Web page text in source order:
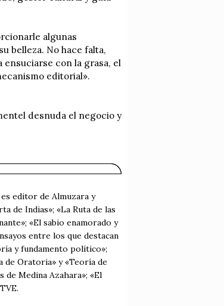
algunas
belleza. No hace falta,
con la grasa, el
editorial».
desnuda el negocio y
editor de Almuzara y
de Indias»; «La Ruta de las
«El sabio enamorado y
entre los que destacan
y fundamento político»;
de Oratoria» y «Teoría de
Medina Azahara»; «El